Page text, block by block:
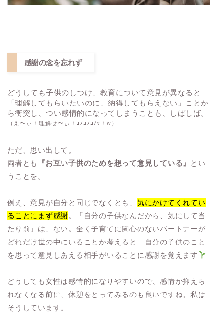
感謝の念を忘れず
どうしても子供のしつけ、教育について意見が異なると
「理解してもらいたいのに、納得してもらえない」ことか
ら衝突し、つい感情的になってしまうことも、しばしば。
（え〜ぃ！理解せ〜ぃ！ｺﾉｺﾉｺﾉｯ！w）
ただ、思い出して。
両者とも
『お互い子供のためを想って意見している』
とい
うことを。
例え、意見が自分と同じでなくとも、 気にかけてくれてい
ることにまず感謝。「自分の子供なんだから、気にして当
たり前」は、ない。全く子育てに関心のないパートナーが
どれだけ世の中にいることか考えると…自分の子供のこと
を思って意見しあえる相手がいることに感謝を覚えます
どうしても女性は感情的になりやすいので、感情が抑えら
れなくなる前に、休憩をとってみるのも良いですね。私は
そうしています。